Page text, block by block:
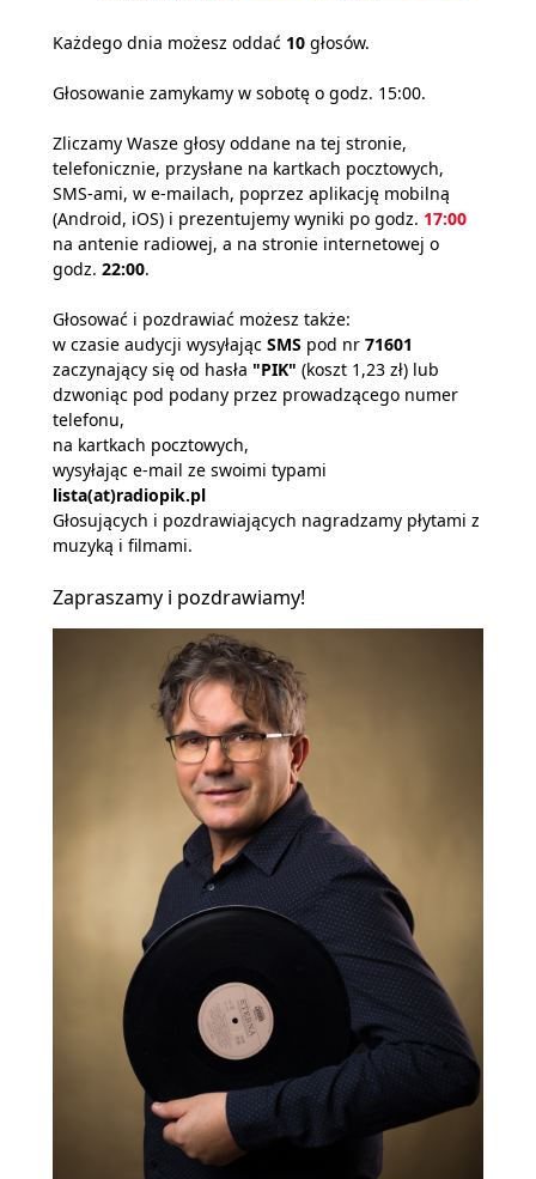
Każdego dnia możesz oddać 10 głosów.
Głosowanie zamykamy w sobotę o godz. 15:00.
Zliczamy Wasze głosy oddane na tej stronie,
telefonicznie, przysłane na kartkach pocztowych,
SMS-ami, w e-mailach, poprzez aplikację mobilną
(Android, iOS) i prezentujemy wyniki po godz. 17:00
na antenie radiowej, a na stronie internetowej o
godz. 22:00.
Głosować i pozdrawiać możesz także:
w czasie audycji wysyłając SMS pod nr 71601
zaczynający się od hasła "PIK" (koszt 1,23 zł) lub
dzwoniąc pod podany przez prowadzącego numer
telefonu,
na kartkach pocztowych,
wysyłając e-mail ze swoimi typami
lista(at)radiopik.pl
Głosujących i pozdrawiających nagradzamy płytami z
muzyką i filmami.
Zapraszamy i pozdrawiamy!